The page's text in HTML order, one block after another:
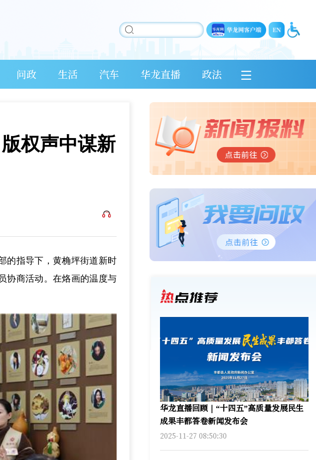
问政 生活 汽车 华龙直播 政法
权声中谋新
的指导下，黄桷坪街道新时
协商活动。在烙画的温度与
华龙直播回顾｜“十四五”高质量发展民生
成果丰都答卷新闻发布会
2025-11-27 08:50:30